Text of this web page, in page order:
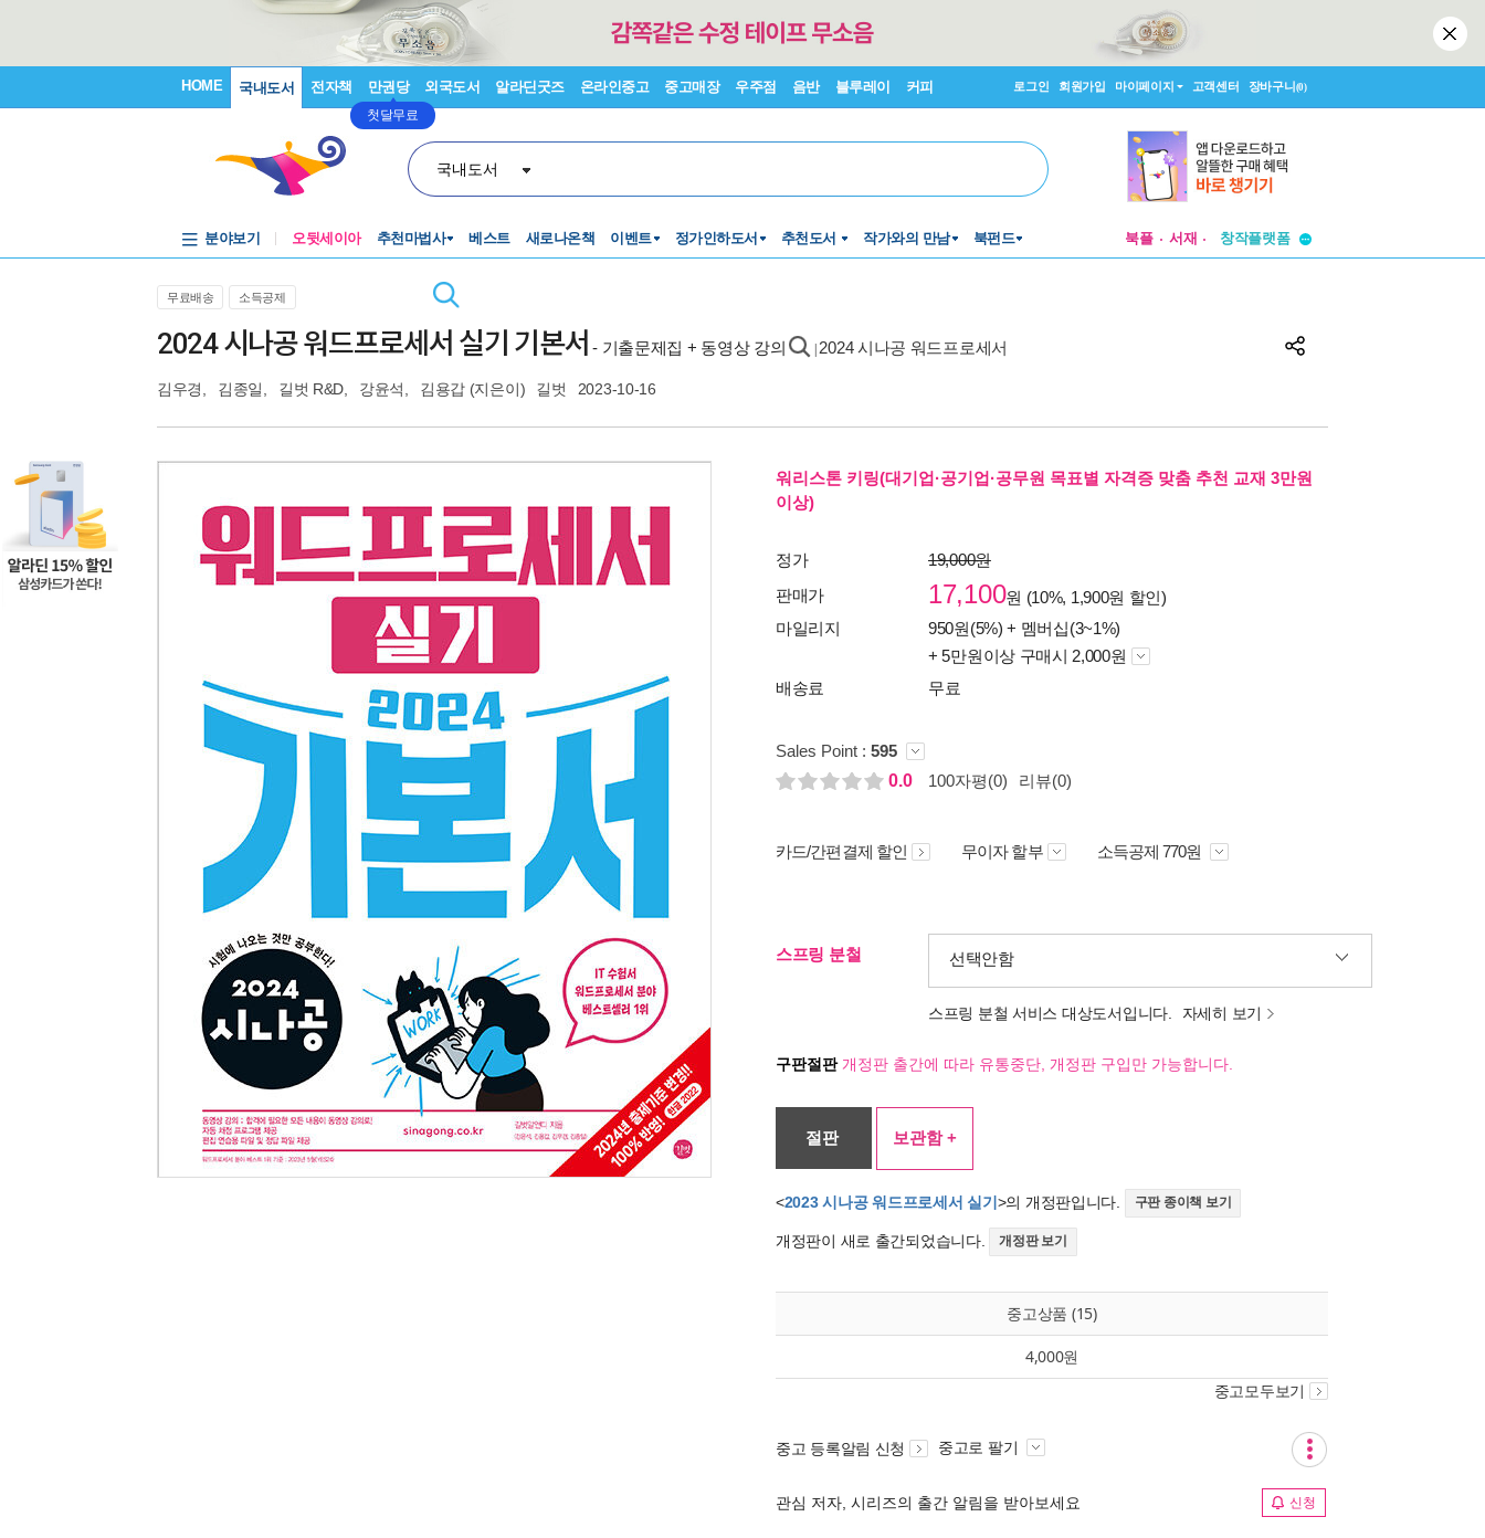
HOME 국내도서 전자책 만권당
첫달무료
외국도서 알라딘굿즈 온라인중고 중고매장 우주점 음반 블루레이 커피 로그인 회원가입 마이페이지 고객센터 장바구니(0)
국내도서
분야보기 오뒷세이아 추천마법사 베스트 새로나온책 이벤트 정가인하도서 추천도서 작가와의 만남 북펀드 북플 서재
창작플랫폼
무료배송
소득공제
2024 시나공 워드프로세서 실기 기본서 - 기출문제집 + 동영상 강의 |2024 시나공 워드프로세서
김우경 김종일 길벗 R&D 강윤석 김용갑(지은이) 길벗 2023-10-16
워리스톤 키링(대기업·공기업·공무원 목표별 자격증 맞춤 추천 교재 3만원
이상)
정가
19,000원
판매가
17,100원 (10%, 1,900원 할인)
마일리지
950원(5%) + 멤버십(3~1%)
+ 5만원이상 구매시 2,000원
배송료
무료
Sales Point : 595
0.0
100자평(0) 리뷰(0)
카드/간편결제 할인 무이자 할부 소득공제 770원
스프링 분철 선택안함
스프링 분철 서비스 대상도서입니다. 자세히 보기
구판절판개정판 출간에 따라 유통중단, 개정판 구입만 가능합니다.
절판 보관함 +
<2023 시나공 워드프로세서 실기 >의 개정판입니다. 구판 종이책 보기
개정판이 새로 출간되었습니다. 개정판 보기
중고상품 (15)
4,000원
중고모두보기
중고 등록알림 신청 중고로 팔기
관심 저자, 시리즈의 출간 알림을 받아보세요 신청